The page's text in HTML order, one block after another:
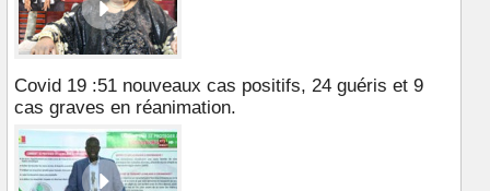
Covid 19 :51 nouveaux cas positifs, 24 guéris et 9
cas graves en réanimation.